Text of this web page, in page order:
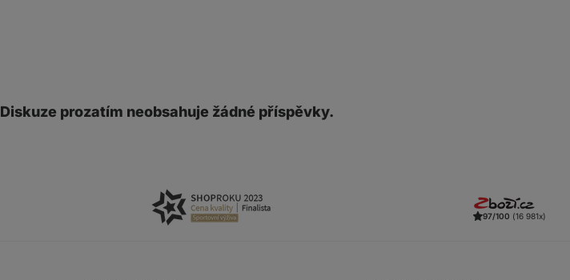
Diskuze prozatím neobsahuje žádné příspěvky.
97/100 (16 981x)